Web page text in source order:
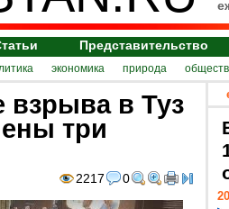
Представительство
экономика природа
взрыва в Туз
три
2217 0